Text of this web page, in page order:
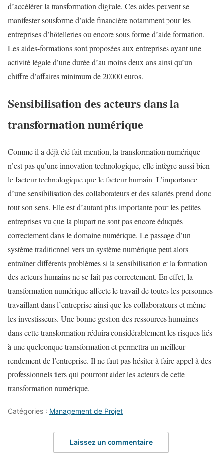
d’accélérer la transformation digitale. Ces aides peuvent se
manifester sousforme d’aide financière notamment pour les
entreprises d’hôtelleries ou encore sous forme d’aide formation.
Les aides-formations sont proposées aux entreprises ayant une
activité légale d’une durée d’au moins deux ans ainsi qu’un
chiffre d’affaires minimum de 20000 euros.
Sensibilisation des acteurs dans la
transformation numérique
Comme il a déjà été fait mention, la transformation numérique
n’est pas qu’une innovation technologique, elle intègre aussi bien
le facteur technologique que le facteur humain. L’importance
d’une sensibilisation des collaborateurs et des salariés prend donc
tout son sens. Elle est d’autant plus importante pour les petites
entreprises vu que la plupart ne sont pas encore éduqués
correctement dans le domaine numérique. Le passage d’un
système traditionnel vers un système numérique peut alors
entraîner différents problèmes si la sensibilisation et la formation
des acteurs humains ne se fait pas correctement. En effet, la
transformation numérique affecte le travail de toutes les personnes
travaillant dans l’entreprise ainsi que les collaborateurs et même
les investisseurs. Une bonne gestion des ressources humaines
dans cette transformation réduira considérablement les risques liés
à une quelconque transformation et permettra un meilleur
rendement de l’entreprise. Il ne faut pas hésiter à faire appel à des
professionnels tiers qui pourront aider les acteurs de cette
transformation numérique.
Catégories : Management de Projet
Laissez un commentaire